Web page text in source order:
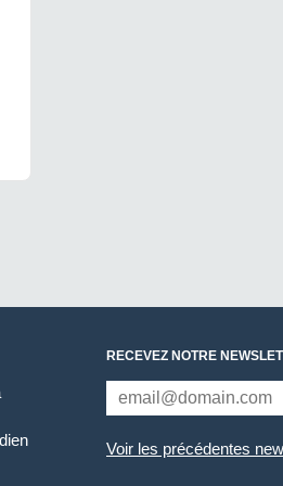
RECEVEZ NOTRE
Voir les précédentes